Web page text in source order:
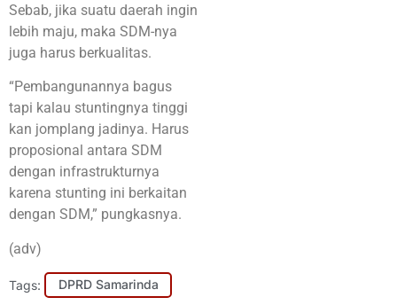
Sebab, jika suatu daerah ingin
lebih maju, maka SDM-nya
juga harus berkualitas.
“Pembangunannya bagus
tapi kalau stuntingnya tinggi
kan jomplang jadinya. Harus
proposional antara SDM
dengan infrastrukturnya
karena stunting ini berkaitan
dengan SDM,” pungkasnya.
(adv)
Tags: DPRD Samarinda